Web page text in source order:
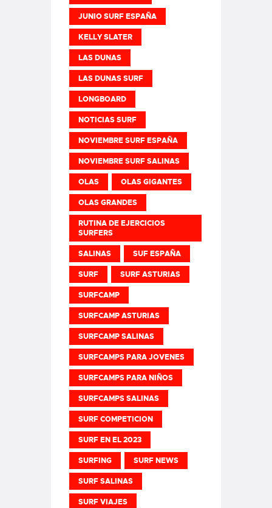
JUNIO SURF ESPAÑA
KELLY SLATER
LAS DUNAS
LAS DUNAS SURF
LONGBOARD
NOTICIAS SURF
NOVIEMBRE SURF ESPAÑA
NOVIEMBRE SURF SALINAS
OLAS OLAS GIGANTES
OLAS GRANDES
RUTINA DE EJERCICIOS
SURFERS
SALINAS SUF ESPAÑA
SURF SURF ASTURIAS
SURFCAMP
SURFCAMP ASTURIAS
SURFCAMP SALINAS
SURFCAMPS PARA JOVENES
SURFCAMPS PARA NIÑOS
SURFCAMPS SALINAS
SURF COMPETICION
SURF EN EL 2023
SURFING SURF NEWS
SURF SALINAS
SURF VIAJES